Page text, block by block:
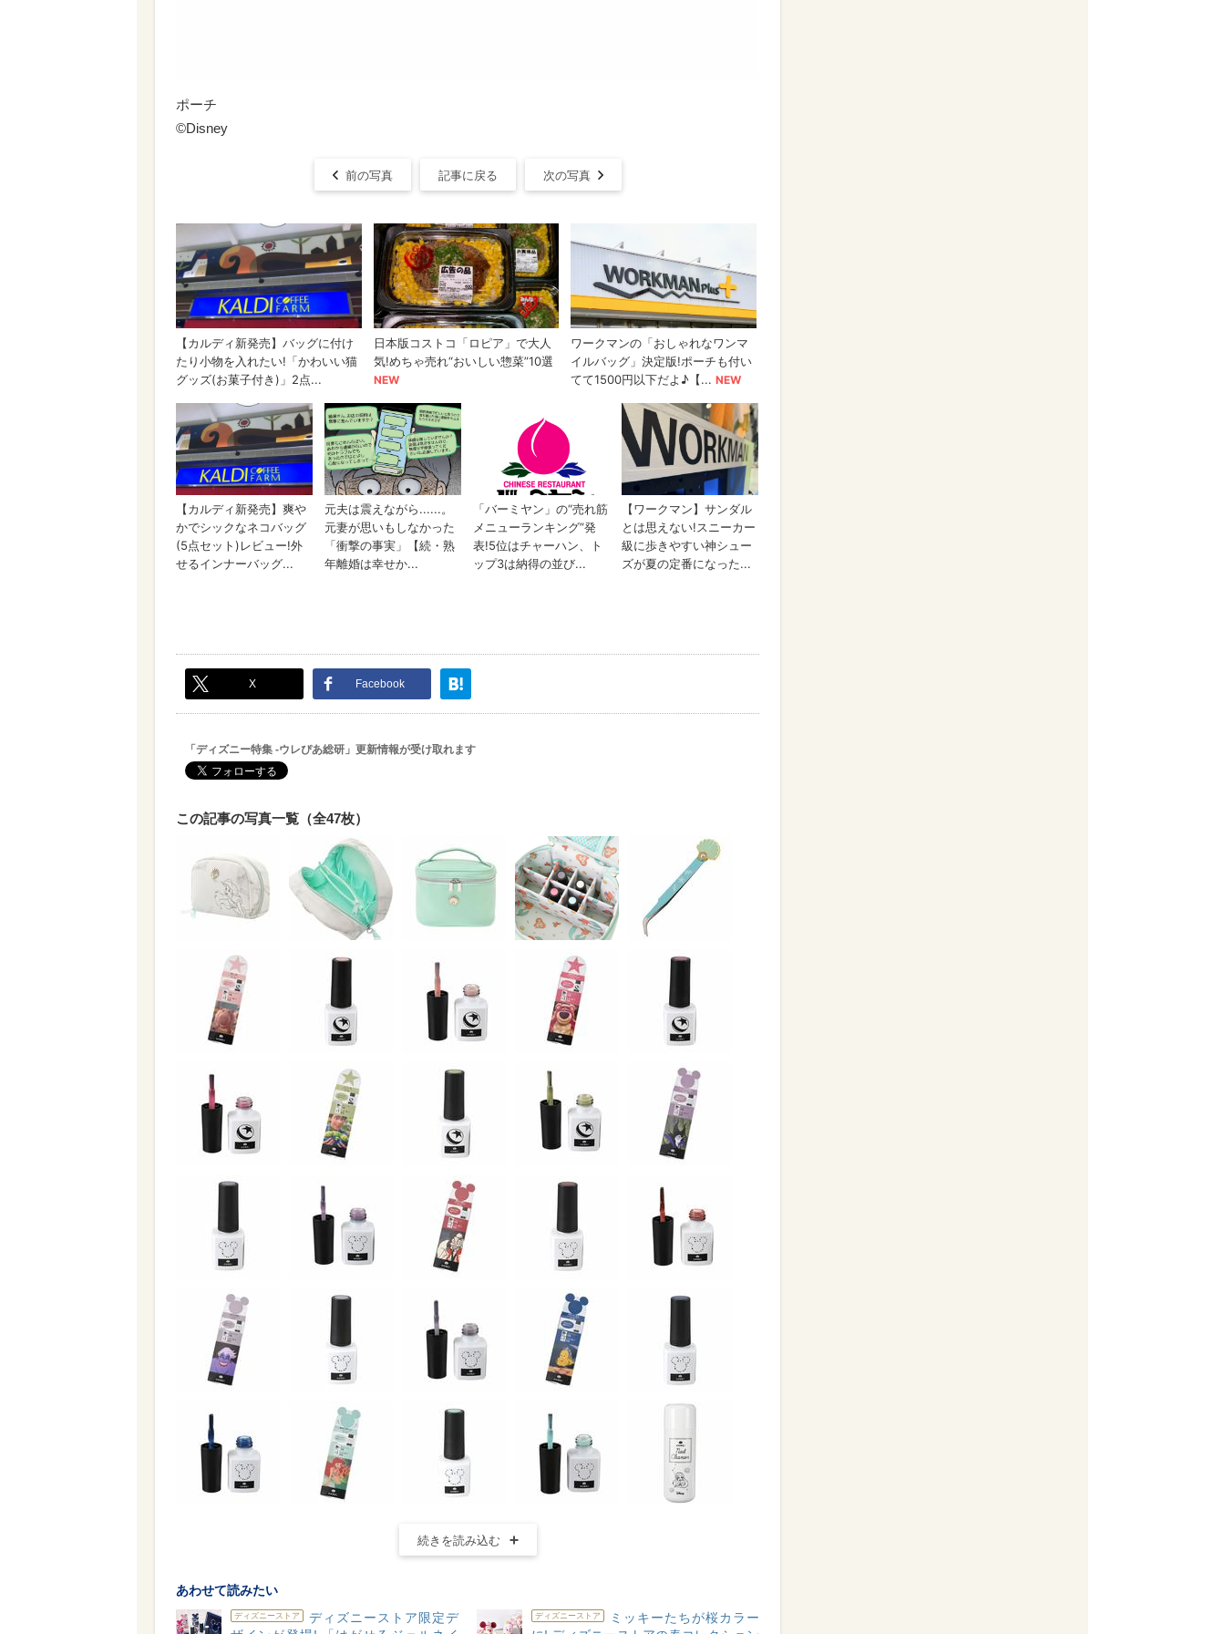
ポーチ
©Disney
前の写真 記事に戻る 次の写真
X Facebook
「ディズニー特集 -ウレぴあ総研」更新情報が受け取れます
この記事の写真一覧（全47枚）
続きを読み込む
あわせて読みたい
ディズニーストア
ディズニーストア限定デ
ディズニーストア
ミッキーたちが桜カラー